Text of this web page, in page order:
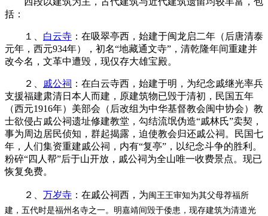
括：
１、 白云寺 ：在吸翠亭西，始建于闽龙启二年（后唐清泰
元年，西元934年），初名“地藏通文寺”，清乾隆年间重建并
改今名，文革中遭毁，现仅存大雄宝殿。
２、 戚公祠 ：在白云寺西，始建于明，为纪念戚继光率兵
支援福建肃清日本人而建，原建筑物已毁于清初，民国五年
（西元1916年）美部会（后改组为中华基督教会闽中协会）教
士欲侵占戚公祠遗址修建教堂，勾结流氓伪造“戚林氏”卖契，
事为周边居民侦知，群起揭露，迫使教会归还戚公祠。民国七
年，人们集资重建戚公祠，内有“复亭”，以纪念斗争的胜利。
粉碎“四人帮”后于山开放，戚公祠为全山唯一收费景点。现已
恢复免费。
２、 万岁寺 ：在戚公祠西，为闽王王审知为其父母荐福所
建， 五代时是福州名寺之一。 明嘉靖间毁于倭患，现存建筑为清道光